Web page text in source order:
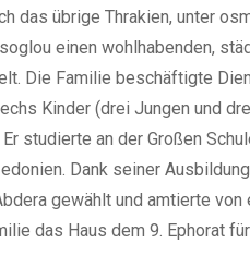
das übrige Thrakien, unter
einen wohlhabenden,
Die Familie beschäftigte
Kinder (drei Jungen und
studierte an der Großen
Dank seiner
gewählt und amtierte
das Haus dem 9. Ephorat